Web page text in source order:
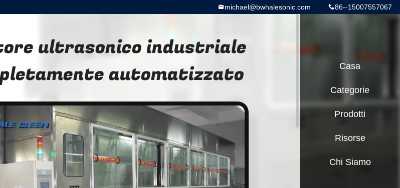
86--15007557067
michael@bwhalesonic.com
ultrasonico industriale
automatizzato
Casa
Categorie
Prodotti
Risorse
Chi Siamo